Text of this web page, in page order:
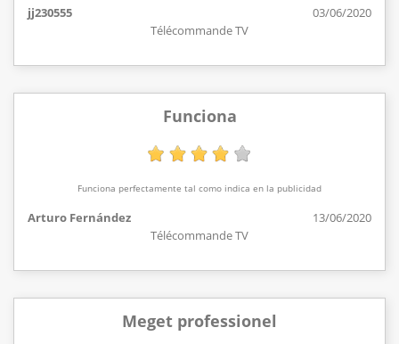
jj230555
03/06/2020
Télécommande TV
Funciona
Funciona perfectamente tal como indica en la publicidad
Arturo Fernández
13/06/2020
Télécommande TV
Meget professionel